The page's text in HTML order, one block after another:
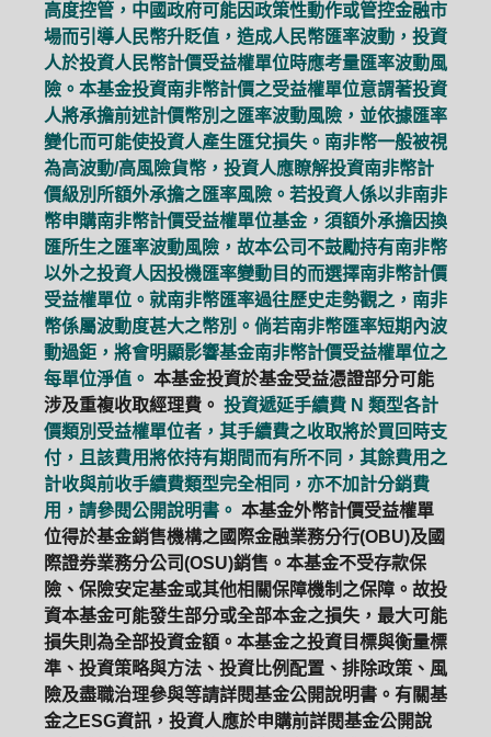
高度控管，中國政府可能因政策性動作或管控金融市
場而引導人民幣升貶值，造成人民幣匯率波動，投資
人於投資人民幣計價受益權單位時應考量匯率波動風
險。本基金投資南非幣計價之受益權單位意謂著投資
人將承擔前述計價幣別之匯率波動風險，並依據匯率
變化而可能使投資人產生匯兌損失。南非幣一般被視
為高波動/高風險貨幣，投資人應瞭解投資南非幣計
價級別所額外承擔之匯率風險。若投資人係以非南非
幣申購南非幣計價受益權單位基金，須額外承擔因換
匯所生之匯率波動風險，故本公司不鼓勵持有南非幣
以外之投資人因投機匯率變動目的而選擇南非幣計價
受益權單位。就南非幣匯率過往歷史走勢觀之，南非
幣係屬波動度甚大之幣別。倘若南非幣匯率短期內波
動過鉅，將會明顯影響基金南非幣計價受益權單位之
每單位淨值。 本基金投資於基金受益憑證部分可能
涉及重複收取經理費。 投資遞延手續費 N 類型各計
價類別受益權單位者，其手續費之收取將於買回時支
付，且該費用將依持有期間而有所不同，其餘費用之
計收與前收手續費類型完全相同，亦不加計分銷費
用，請參閱公開說明書。 本基金外幣計價受益權單
位得於基金銷售機構之國際金融業務分行(OBU)及國
際證券業務分公司(OSU)銷售。本基金不受存款保
險、保險安定基金或其他相關保障機制之保障。故投
資本基金可能發生部分或全部本金之損失，最大可能
損失則為全部投資金額。本基金之投資目標與衡量標
準、投資策略與方法、投資比例配置、排除政策、風
險及盡職治理參與等請詳閱基金公開說明書。有關基
金之ESG資訊，投資人應於申購前詳閱基金公開說